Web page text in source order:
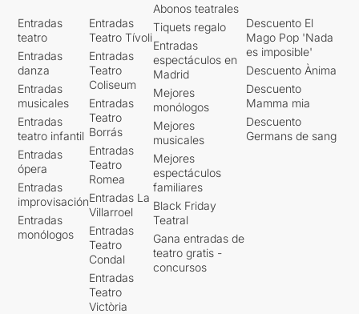
Entradas
teatro
Entradas
danza
Entradas
musicales
Entradas
teatro infantil
Entradas
ópera
Entradas
improvisación
Entradas
monólogos
Entradas
Teatro Tívoli
Entradas
Teatro
Coliseum
Entradas
Teatro
Borrás
Entradas
Teatro
Romea
Entradas La
Villarroel
Entradas
Teatro
Condal
Entradas
Teatro
Victòria
Abonos teatrales
Tiquets regalo
Entradas
espectáculos en
Madrid
Mejores
monólogos
Mejores
musicales
Mejores
espectáculos
familiares
Black Friday
Teatral
Gana entradas de
teatro gratis -
concursos
Descuento El
Mago Pop 'Nada
es imposible'
Descuento Ànima
Descuento
Mamma mia
Descuento
Germans de sang